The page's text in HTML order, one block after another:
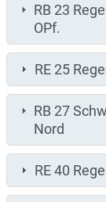
RB 23
OPf.
RE 25
RB 27
Nord
RE 40